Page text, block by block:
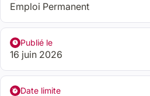
Emploi Permanent
Publié le
16 juin 2026
Date limite